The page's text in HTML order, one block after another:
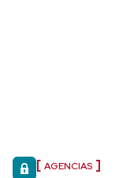
AGENCIAS